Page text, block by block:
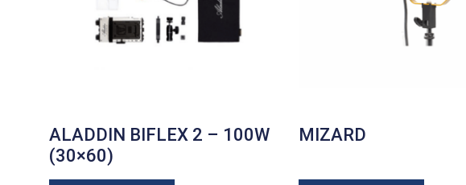
ALADDIN BIFLEX 2 – 100W
(30×60)
MIZARD